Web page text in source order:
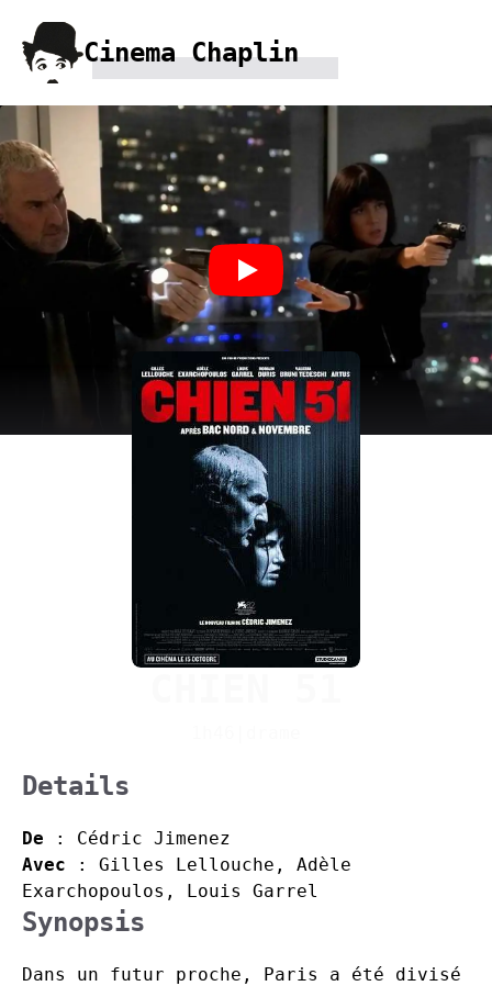
Cinema Chaplin
Synopsis
Dans un futur proche, Paris a été divisé
Details
De : Cédric Jimenez
Avec : Gilles Lellouche, Adèle
Exarchopoulos, Louis Garrel